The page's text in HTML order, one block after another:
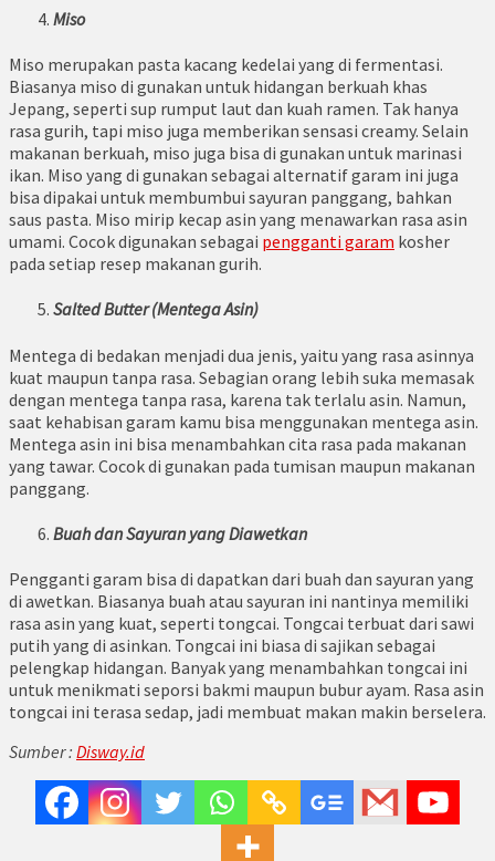
Miso
Miso merupakan pasta kacang kedelai yang di fermentasi.
Biasanya miso di gunakan untuk hidangan berkuah khas
Jepang, seperti sup rumput laut dan kuah ramen. Tak hanya
rasa gurih, tapi miso juga memberikan sensasi creamy. Selain
makanan berkuah, miso juga bisa di gunakan untuk marinasi
ikan. Miso yang di gunakan sebagai alternatif garam ini juga
bisa dipakai untuk membumbui sayuran panggang, bahkan
saus pasta. Miso mirip kecap asin yang menawarkan rasa asin
umami. Cocok digunakan sebagai pengganti garam kosher
pada setiap resep makanan gurih.
Salted Butter (Mentega Asin)
Mentega di bedakan menjadi dua jenis, yaitu yang rasa asinnya
kuat maupun tanpa rasa. Sebagian orang lebih suka memasak
dengan mentega tanpa rasa, karena tak terlalu asin. Namun,
saat kehabisan garam kamu bisa menggunakan mentega asin.
Mentega asin ini bisa menambahkan cita rasa pada makanan
yang tawar. Cocok di gunakan pada tumisan maupun makanan
panggang.
Buah dan Sayuran yang Diawetkan
Pengganti garam bisa di dapatkan dari buah dan sayuran yang
di awetkan. Biasanya buah atau sayuran ini nantinya memiliki
rasa asin yang kuat, seperti tongcai. Tongcai terbuat dari sawi
putih yang di asinkan. Tongcai ini biasa di sajikan sebagai
pelengkap hidangan. Banyak yang menambahkan tongcai ini
untuk menikmati seporsi bakmi maupun bubur ayam. Rasa asin
tongcai ini terasa sedap, jadi membuat makan makin berselera.
Sumber : Disway.id